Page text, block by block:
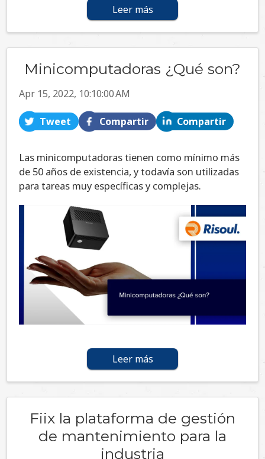
Leer más
Minicomputadoras ¿Qué son?
Apr 15, 2022, 10:10:00 AM
Tweet Compartir Compartir
Las minicomputadoras tienen como mínimo más
de 50 años de existencia, y todavía son utilizadas
para tareas muy específicas y complejas.
Leer más
Fiix la plataforma de gestión
de mantenimiento para la
industria